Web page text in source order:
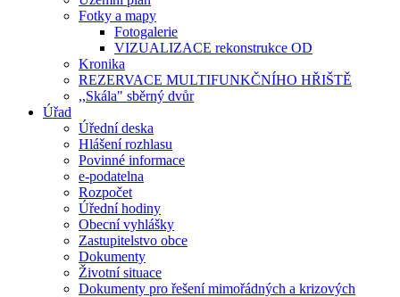
Fotky a mapy
Fotogalerie
VIZUALIZACE rekonstrukce OD
Kronika
REZERVACE MULTIFUNKČNÍHO HŘIŠTĚ
,,Skála" sběrný dvůr
Úřad
Úřední deska
Hlášení rozhlasu
Povinné informace
e-podatelna
Rozpočet
Úřední hodiny
Obecní vyhlášky
Zastupitelstvo obce
Dokumenty
Životní situace
Dokumenty pro řešení mimořádných a krizových